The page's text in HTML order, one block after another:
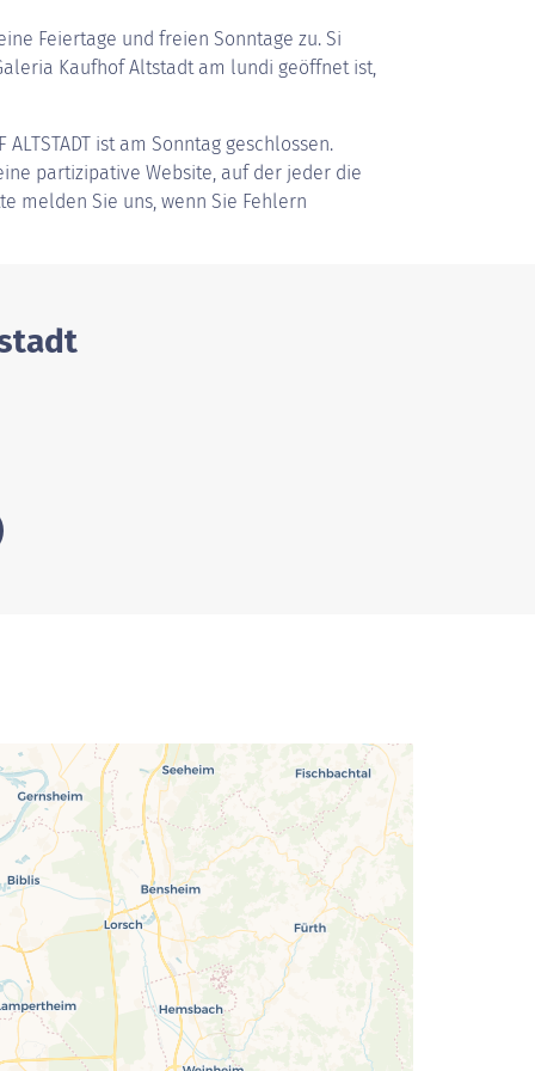
Feiertage und freien Sonntage zu. Si
Kaufhof Altstadt am lundi geöffnet ist,
ALTSTADT ist am Sonntag geschlossen.
partizipative Website, auf der jeder die
melden Sie uns, wenn Sie Fehlern